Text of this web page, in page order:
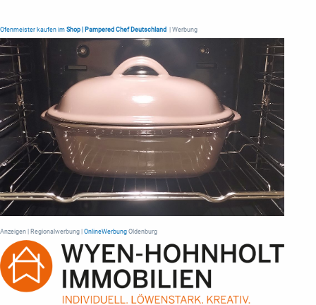
Ofenmeister kaufen im Shop | Pampered Chef Deutschland | Werbung
Anzeigen | Regionalwerbung | OnlineWerbung Oldenburg